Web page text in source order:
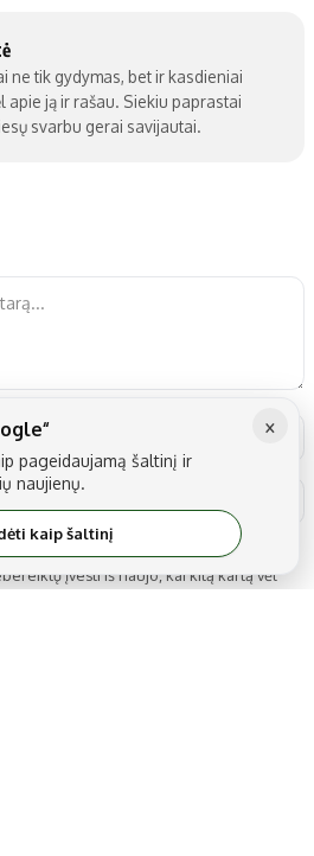
ne tik gydymas, bet ir kasdieniai
apie ją ir rašau. Siekiu paprastai
svarbu gerai savijautai.
išsaugoti vardą, el. pašto adresą ir
įvesti iš naujo, kai kitą kartą vėl
×
pageidaujamą šaltinį ir
naujienų.
kaip šaltinį